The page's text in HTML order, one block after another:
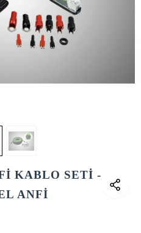
KABLO SETİ -
ANFİ